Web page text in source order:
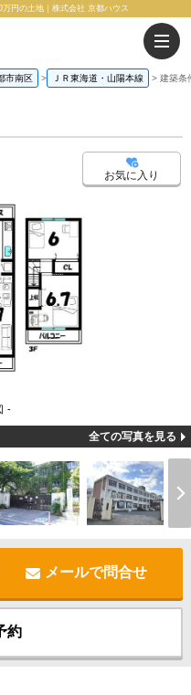
円の土地｜株式会社 京都ハウス
市南区 ＪＲ東海道・山陽本線 建築条
お気に入り
-
全ての写真を見る
メールで問合せ
約